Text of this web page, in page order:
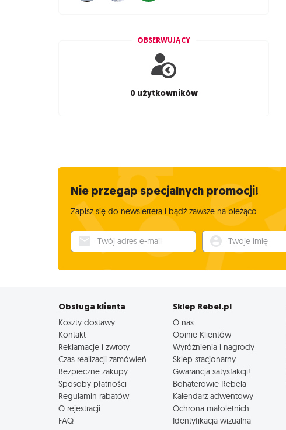
OBSERWUJĄCY
0 użytkowników
Nie przegap specjalnych promocji!
Zapisz się do newslettera i bądź zawsze na bieżąco
Twój adres e-mail Twoje imię
Obsługa klienta
Koszty dostawy
Kontakt
Reklamacje i zwroty
Czas realizacji zamówień
Bezpieczne zakupy
Sposoby płatności
Regulamin rabatów
O rejestracji
FAQ
Sklep Rebel.pl
O nas
Opinie Klientów
Wyróżnienia i nagrody
Sklep stacjonarny
Gwarancja satysfakcji!
Bohaterowie Rebela
Kalendarz adwentowy
Ochrona małoletnich
Identyfikacja wizualna